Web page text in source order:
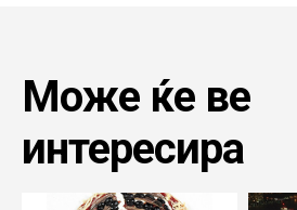
Може ќе ве
интересира